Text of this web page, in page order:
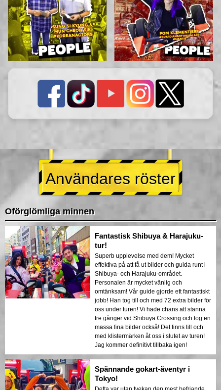
Användares röster
Oförglömliga minnen
Fantastisk Shibuya & Harajuku-
tur!
Superb upplevelse med dem! Mycket
effektiva på att få ut bilder och guida runt i
Shibuya- och Harajuku-området.
Personalen är mycket vänlig och
omtänksam! Vår guide gjorde ett fantastiskt
jobb! Han tog till och med 72 extra bilder för
oss under turen! Vi hade chans att stanna
tre gånger vid Shibuya Crossing och tog en
massa fina bilder också! Det finns till och
med klistermärken åt oss i slutet av turen!
Jag kommer definitivt tillbaka igen!
Spännande gokart-äventyr i
Tokyo!